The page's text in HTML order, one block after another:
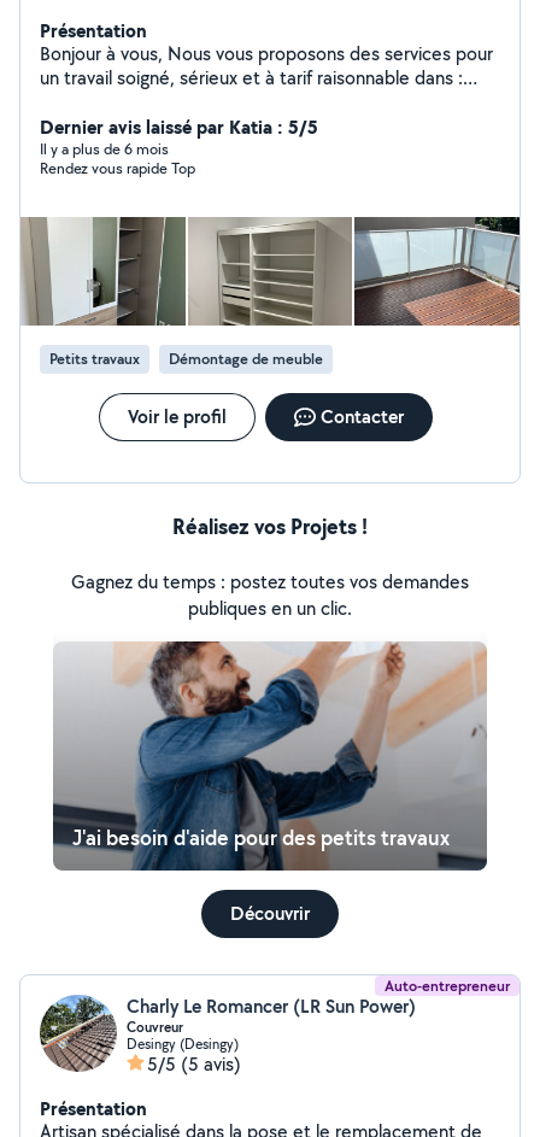
Présentation
Bonjour à vous, Nous vous proposons des services pour
un travail soigné, sérieux et à tarif raisonnable dans :
Aide au déménagement Aide physique quelconque
Débarras, déchèterie Je suis honnête et ponctuel.
N'hésitez pas à me contacter. Au plaisir de vous aidez!
Dernier avis laissé par Katia : 5/5
Il y a plus de 6 mois
Rendez vous rapide Top
Petits travaux Démontage de meuble
Voir le profil Contacter
Réalisez vos Projets !
Gagnez du temps : postez toutes vos demandes
publiques en un clic.
J'ai besoin d'aide pour des petits travaux
Découvrir
Auto-entrepreneur
Charly Le Romancer (LR Sun Power)
Couvreur
Desingy (Desingy)
5/5 (5 avis)
Présentation
Artisan spécialisé dans la pose et le remplacement de